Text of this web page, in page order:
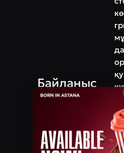
Байланыс
Мекенжай
Қабанбай
Телефон
+7 (775) 102-98-